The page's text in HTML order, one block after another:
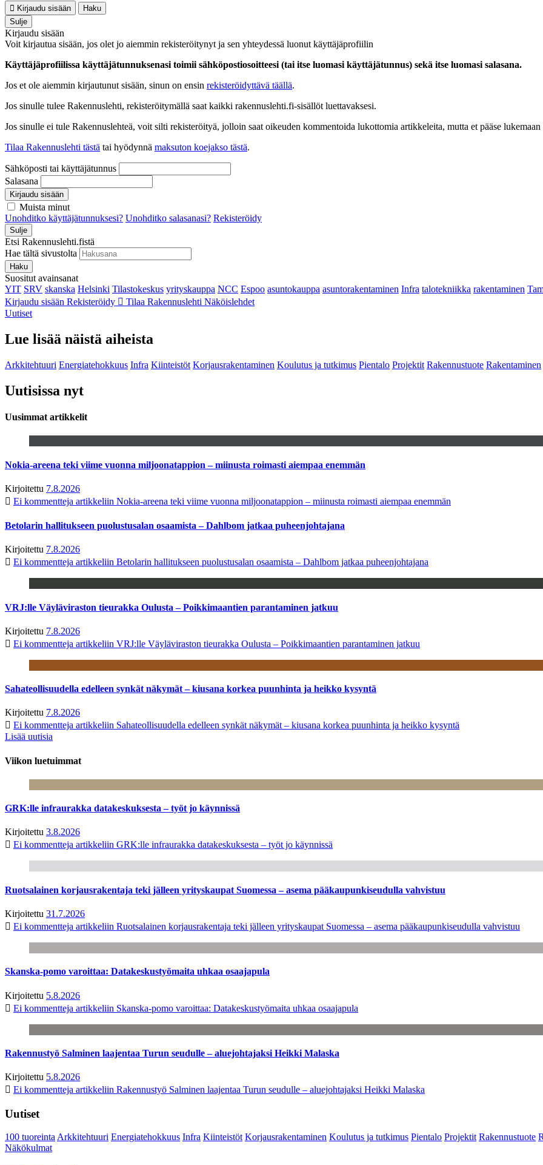
Kirjaudu sisään
Haku
Sulje
Kirjaudu sisään
Voit kirjautua sisään, jos olet jo aiemmin rekisteröitynyt ja sen yhteydessä luonut käyttäjäprofiilin
Käyttäjäprofiilissa käyttäjätunnuksenasi toimii sähköpostiosoitteesi (tai itse luomasi käyttäjätunnus) sekä itse luomasi salasana.
Jos et ole aiemmin kirjautunut sisään, sinun on ensin rekisteröidyttävä täällä.
Jos sinulle tulee Rakennuslehti, rekisteröitymällä saat kaikki rakennuslehti.fi-sisällöt luettavaksesi.
Jos sinulle ei tule Rakennuslehteä, voit silti rekisteröityä, jolloin saat oikeuden kommentoida lukottomia artikkeleita, mutta et pääse
Tilaa Rakennuslehti tästä tai hyödynnä maksuton koejakso tästä.
Sähköposti tai käyttäjätunnus
Salasana
Kirjaudu sisään
Muista minut
Unohditko käyttäjätunnuksesi? Unohditko salasanasi? Rekisteröidy
Sulje
Etsi Rakennuslehti.fistä
Hae tältä sivustolta
Haku
Suositut avainsanat
YIT SRV skanska Helsinki Tilastokeskus yrityskauppa NCC Espoo asuntokauppa asuntorakentaminen Infra talotekniikka rakentaminen
Kirjaudu sisään Rekisteröidy Tilaa Rakennuslehti Näköislehdet
Uutiset
Lue lisää näistä aiheista
Arkkitehtuuri Energiatehokkuus Infra Kiinteistöt Korjausrakentaminen Koulutus ja tutkimus Pientalo Projektit Rakennustuote Rakentaminen
Uutisissa nyt
Uusimmat artikkelit
Nokia-areena teki viime vuonna miljoonatappion – miinusta roimasti aiempaa enemmän
Kirjoitettu 7.8.2026
Ei kommentteja artikkeliin Nokia-areena teki viime vuonna miljoonatappion – miinusta roimasti aiempaa enemmän
Betolarin hallitukseen puolustusalan osaamista – Dahlbom jatkaa puheenjohtajana
Kirjoitettu 7.8.2026
Ei kommentteja artikkeliin Betolarin hallitukseen puolustusalan osaamista – Dahlbom jatkaa puheenjohtajana
VRJ:lle Väyläviraston tieurakka Oulusta – Poikkimaantien parantaminen jatkuu
Kirjoitettu 7.8.2026
Ei kommentteja artikkeliin VRJ:lle Väyläviraston tieurakka Oulusta – Poikkimaantien parantaminen jatkuu
Sahateollisuudella edelleen synkät näkymät – kiusana korkea puunhinta ja heikko kysyntä
Kirjoitettu 7.8.2026
Ei kommentteja artikkeliin Sahateollisuudella edelleen synkät näkymät – kiusana korkea puunhinta ja heikko kysyntä
Lisää uutisia
Viikon luetuimmat
GRK:lle infraurakka datakeskuksesta – työt jo käynnissä
Kirjoitettu 3.8.2026
Ei kommentteja artikkeliin GRK:lle infraurakka datakeskuksesta – työt jo käynnissä
Ruotsalainen korjausrakentaja teki jälleen yrityskaupat Suomessa – asema pääkaupunkiseudulla vahvistuu
Kirjoitettu 31.7.2026
Ei kommentteja artikkeliin Ruotsalainen korjausrakentaja teki jälleen yrityskaupat Suomessa – asema pääkaupunkiseudulla vahvistuu
Skanska-pomo varoittaa: Datakeskustyömaita uhkaa osaajapula
Kirjoitettu 5.8.2026
Ei kommentteja artikkeliin Skanska-pomo varoittaa: Datakeskustyömaita uhkaa osaajapula
Rakennustyö Salminen laajentaa Turun seudulle – aluejohtajaksi Heikki Malaska
Kirjoitettu 5.8.2026
Ei kommentteja artikkeliin Rakennustyö Salminen laajentaa Turun seudulle – aluejohtajaksi Heikki Malaska
Uutiset
100 tuoreintaArkkitehtuuri Energiatehokkuus Infra Kiinteistöt Korjausrakentaminen Koulutus ja tutkimus Pientalo Projektit Rakennustuote
Näkökulmat